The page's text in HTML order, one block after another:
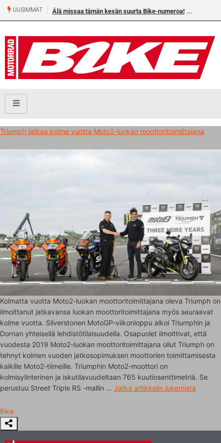
UUSIMMAT Älä missaa tämän kesän suurta Bike-numeroa!
Triumph jatkaa kolme vuotta Moto2-luokan moottoritoimittajana
Kolmatta vuotta Moto2-luokan moottoritoimittajana oleva Triumph on
ilmoittanut jatkavansa luokan moottoritoimittajana myös seuraavat
kolme vuotta. Silverstonen MotoGP-viikonloppu alkoi Triumphin ja
Dornan yhteisellä lehdistötilaisuudella. Osapuolet ilmoittivat, että
vuodesta 2019 Moto2-luokan moottoritoimittajana ollut Triumph on
tehnyt kolmen vuoden jatkosopimuksen moottorien toimittamisesta
kaikille Moto2-tiimeille. Triumphin Moto2-moottori on
kolmisylinterinen ja iskutilavuudeltaan 765 kuutiosenttimetriä. Se
perustuu Street Triple RS -mallin … Jatka artikkelin lukemista
Bike